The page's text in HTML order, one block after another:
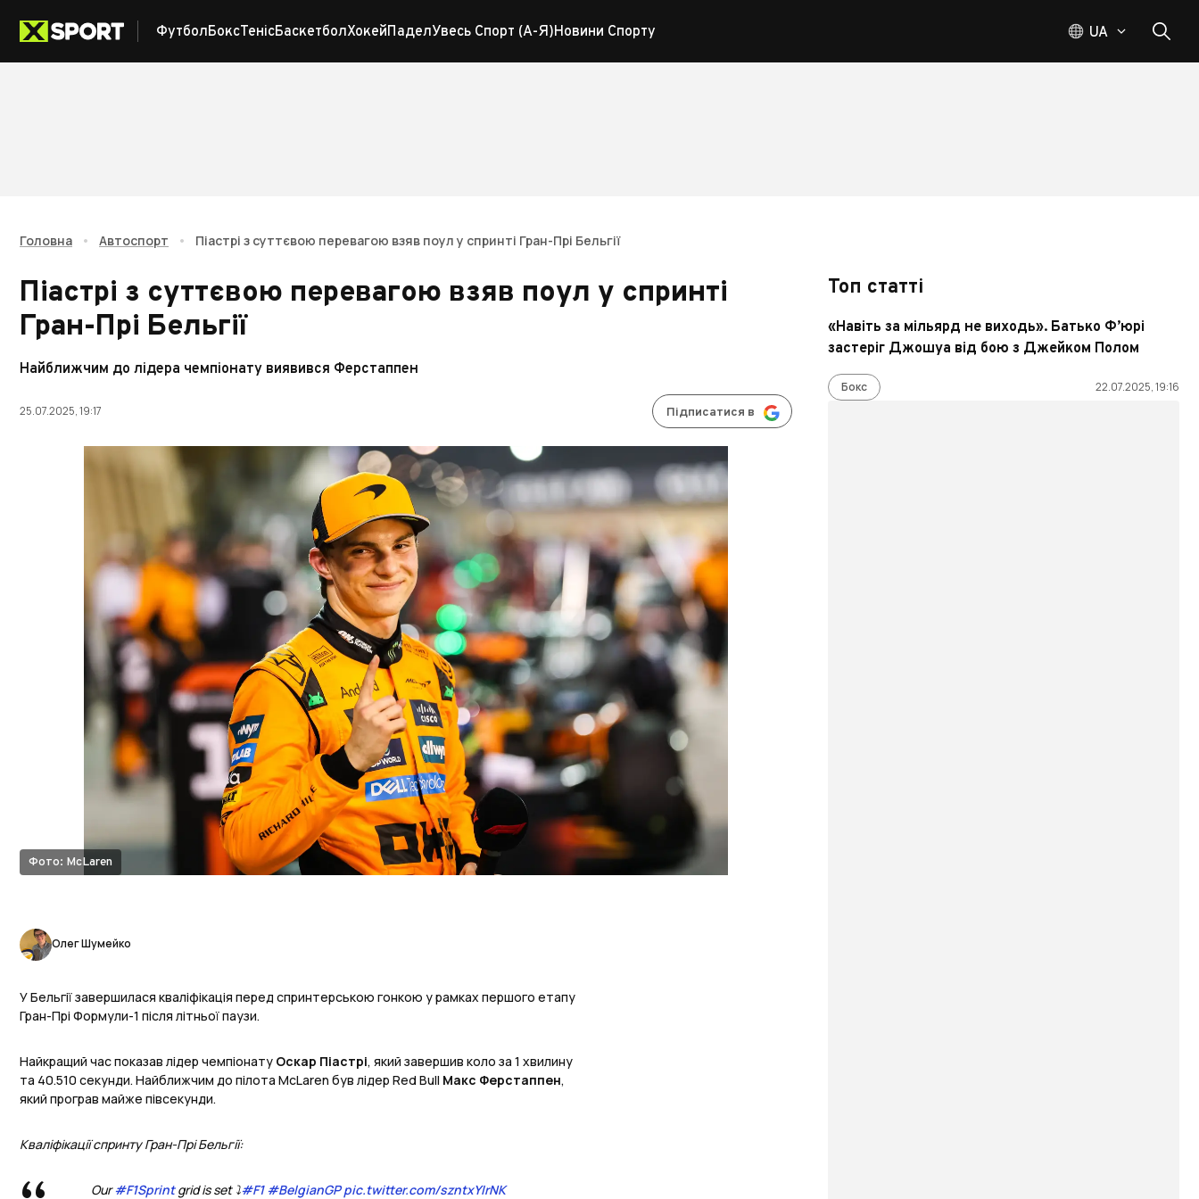
ФутболБоксТенісБаскетболХокейПаделУвесь Спорт (А-Я)Новини Спорту UA
Головна • Автоспорт • Піастрі з суттєвою перевагою взяв поул у спринті Гран-Прі Бельгії
Піастрі з суттєвою перевагою взяв поул у спринті
Гран-Прі Бельгії
Найближчим до лідера чемпіонату виявився Ферстаппен
25.07.2025, 19:17 Підписатися в
Фото: McLaren
Олег Шумейко
У Бельгії завершилася кваліфікація перед спринтерською гонкою у рамках першого етапу
Гран-Прі Формули-1 після літньої паузи.
Найкращий час показав лідер чемпіонату Оскар Піастрі, який завершив коло за 1 хвилину
та 40.510 секунди. Найближчим до пілота McLaren був лідер Red Bull Макс Ферстаппен,
який програв майже півсекунди.
Кваліфікації спринту Гран-Прі Бельгії:
Our#F1Sprintgrid is set ⤵️#F1 #BelgianGP pic.twitter.com/szntxYIrNK
Топ статті
«Навіть за мільярд не виходь». Батько Ф’юрі
застеріг Джошуа від бою з Джейком Полом
Бокс 22.07.2025, 19:16